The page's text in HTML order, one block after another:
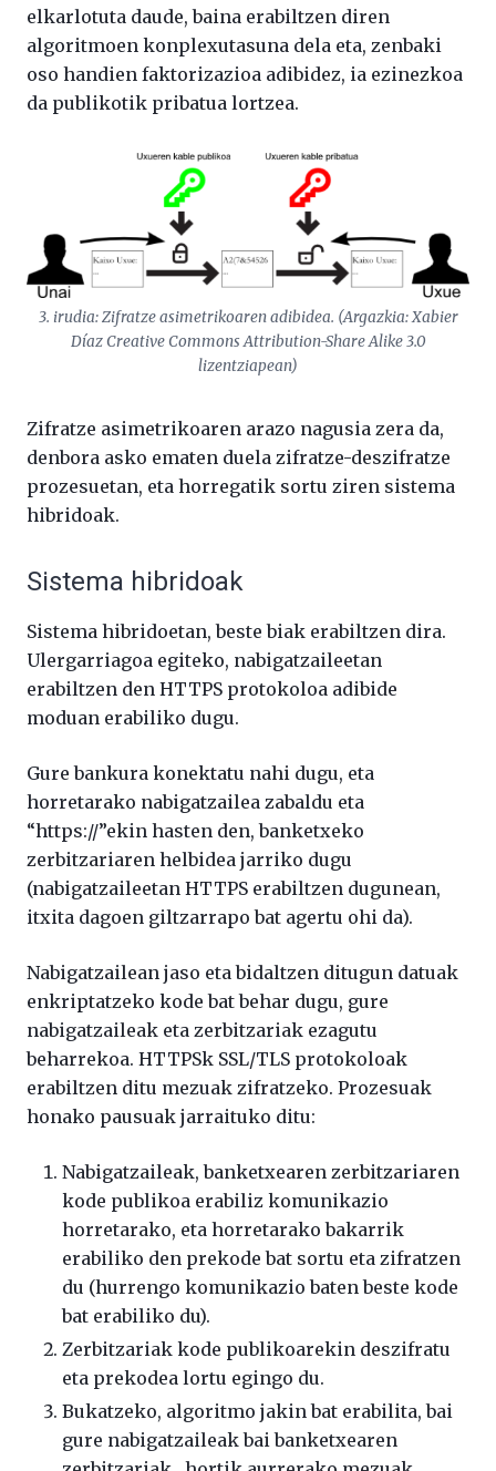
elkarlotuta daude, baina erabiltzen diren
algoritmoen konplexutasuna dela eta, zenbaki
oso handien faktorizazioa adibidez, ia ezinezkoa
da publikotik pribatua lortzea.
3. irudia: Zifratze asimetrikoaren adibidea. (Argazkia: Xabier
Díaz Creative Commons Attribution-Share Alike 3.0
lizentziapean)
Zifratze asimetrikoaren arazo nagusia zera da,
denbora asko ematen duela zifratze-deszifratze
prozesuetan, eta horregatik sortu ziren sistema
hibridoak.
Sistema hibridoak
Sistema hibridoetan, beste biak erabiltzen dira.
Ulergarriagoa egiteko, nabigatzaileetan
erabiltzen den HTTPS protokoloa adibide
moduan erabiliko dugu.
Gure bankura konektatu nahi dugu, eta
horretarako nabigatzailea zabaldu eta
“https://”ekin hasten den, banketxeko
zerbitzariaren helbidea jarriko dugu
(nabigatzaileetan HTTPS erabiltzen dugunean,
itxita dagoen giltzarrapo bat agertu ohi da).
Nabigatzailean jaso eta bidaltzen ditugun datuak
enkriptatzeko kode bat behar dugu, gure
nabigatzaileak eta zerbitzariak ezagutu
beharrekoa. HTTPSk SSL/TLS protokoloak
erabiltzen ditu mezuak zifratzeko. Prozesuak
honako pausuak jarraituko ditu:
Nabigatzaileak, banketxearen zerbitzariaren
kode publikoa erabiliz komunikazio
horretarako, eta horretarako bakarrik
erabiliko den prekode bat sortu eta zifratzen
du (hurrengo komunikazio baten beste kode
bat erabiliko du).
Zerbitzariak kode publikoarekin deszifratu
eta prekodea lortu egingo du.
Bukatzeko, algoritmo jakin bat erabilita, bai
gure nabigatzaileak bai banketxearen